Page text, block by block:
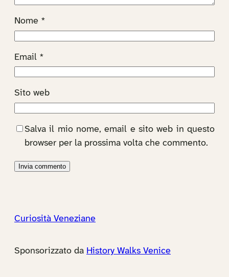
Nome *
Email *
Sito web
Salva il mio nome, email e sito web in questo
browser per la prossima volta che commento.
Curiosità Veneziane
Sponsorizzato da History Walks Venice